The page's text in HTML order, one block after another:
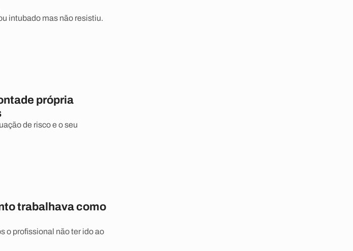
intubado mas não resistiu.
própria
de risco e o seu
trabalhava como
o profissional não ter ido ao